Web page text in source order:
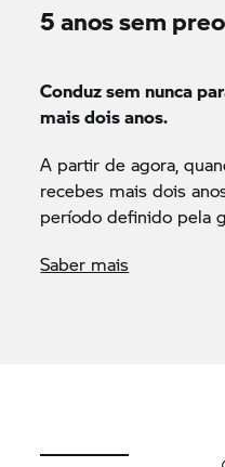
5 anos sem
Conduz sem nunca
mais dois anos.
A partir de agora,
recebes mais dois
período definido pela
Saber mais